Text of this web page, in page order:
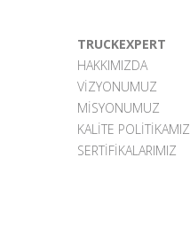
TRUCKEXPERT
HAKKIMIZDA
VIZYONUMUZ
MISYONUMUZ
KALITE POLITIKAMIZ
SERTIFIKALARIMIZ